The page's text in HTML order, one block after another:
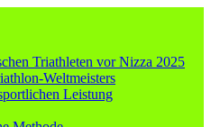
Triathleten vor Nizza 2025
Weltmeisters
Leistung